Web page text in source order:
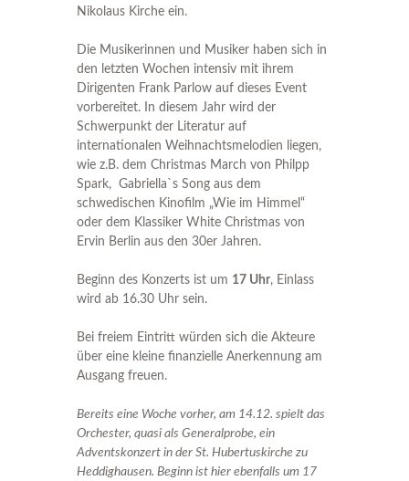
Nikolaus Kirche ein.
Die Musikerinnen und Musiker haben sich in
den letzten Wochen intensiv mit ihrem
Dirigenten Frank Parlow auf dieses Event
vorbereitet. In diesem Jahr wird der
Schwerpunkt der Literatur auf
internationalen Weihnachtsmelodien liegen,
wie z.B. dem Christmas March von Philpp
Spark, Gabriella`s Song aus dem
schwedischen Kinofilm „Wie im Himmel“
oder dem Klassiker White Christmas von
Ervin Berlin aus den 30er Jahren.
Beginn des Konzerts ist um 17 Uhr, Einlass
wird ab 16.30 Uhr sein.
Bei freiem Eintritt würden sich die Akteure
über eine kleine finanzielle Anerkennung am
Ausgang freuen.
Bereits eine Woche vorher, am 14.12. spielt das
Orchester, quasi als Generalprobe, ein
Adventskonzert in der St. Hubertuskirche zu
Heddighausen. Beginn ist hier ebenfalls um 17